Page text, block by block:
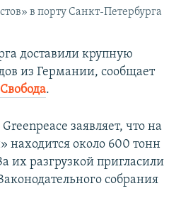
в порту Санкт-Петербурга
доставили крупную
из Германии, сообщает
.
заявляет, что на
находится около 600 тонн
их разгрузкой пригласили
собрания